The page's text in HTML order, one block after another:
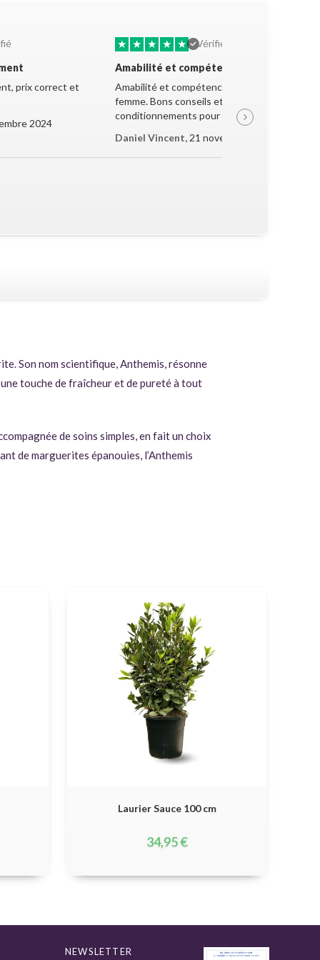
prix correct et
2024
★ ★ ★ ★ ★
Vérifié
Amabilité et compétence
Amabilité et compétence de la jeune
femme. Bons conseils et très bon
conditionnements pour le transport.
Daniel Vincent, 21 novembre 2024
Son nom scientifique, Anthemis, résonne
touche de fraîcheur et de pureté à tout
de soins simples, en fait un choix
de marguerites épanouies, l’Anthemis
Laurier Sauce 100 cm
34,95€
NEWSLETTER